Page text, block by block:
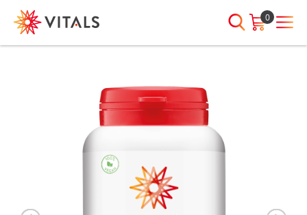
0
We staan elke dag voor je klaar!
ndien we je ergens mee kunnen
helpen, neem dan contact met